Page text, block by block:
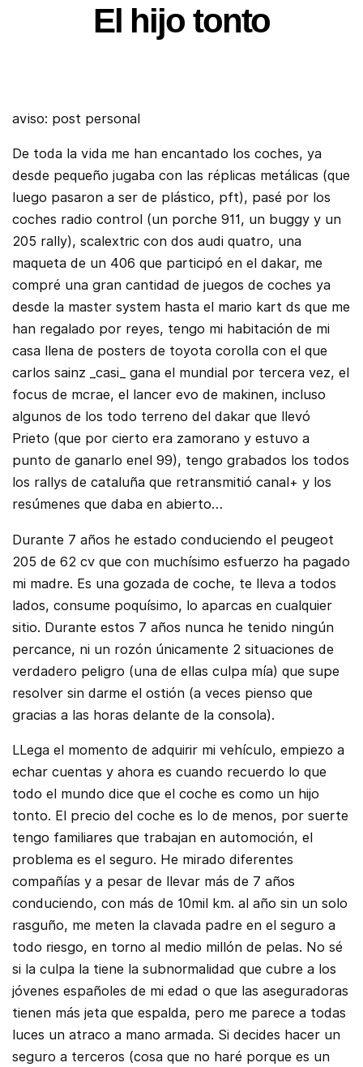
El hijo tonto
aviso: post personal
De toda la vida me han encantado los coches, ya
desde pequeño jugaba con las réplicas metálicas (que
luego pasaron a ser de plástico, pft), pasé por los
coches radio control (un porche 911, un buggy y un
205 rally), scalextric con dos audi quatro, una
maqueta de un 406 que participó en el dakar, me
compré una gran cantidad de juegos de coches ya
desde la master system hasta el mario kart ds que me
han regalado por reyes, tengo mi habitación de mi
casa llena de posters de toyota corolla con el que
carlos sainz _casi_ gana el mundial por tercera vez, el
focus de mcrae, el lancer evo de makinen, incluso
algunos de los todo terreno del dakar que llevó
Prieto (que por cierto era zamorano y estuvo a
punto de ganarlo enel 99), tengo grabados los todos
los rallys de cataluña que retransmitió canal+ y los
resúmenes que daba en abierto…
Durante 7 años he estado conduciendo el peugeot
205 de 62 cv que con muchísimo esfuerzo ha pagado
mi madre. Es una gozada de coche, te lleva a todos
lados, consume poquísimo, lo aparcas en cualquier
sitio. Durante estos 7 años nunca he tenido ningún
percance, ni un rozón únicamente 2 situaciones de
verdadero peligro (una de ellas culpa mía) que supe
resolver sin darme el ostión (a veces pienso que
gracias a las horas delante de la consola).
LLega el momento de adquirir mi vehículo, empiezo a
echar cuentas y ahora es cuando recuerdo lo que
todo el mundo dice que el coche es como un hijo
tonto. El precio del coche es lo de menos, por suerte
tengo familiares que trabajan en automoción, el
problema es el seguro. He mirado diferentes
compañías y a pesar de llevar más de 7 años
conduciendo, con más de 10mil km. al año sin un solo
rasguño, me meten la clavada padre en el seguro a
todo riesgo, en torno al medio millón de pelas. No sé
si la culpa la tiene la subnormalidad que cubre a los
jóvenes españoles de mi edad o que las aseguradoras
tienen más jeta que espalda, pero me parece a todas
luces un atraco a mano armada. Si decides hacer un
seguro a terceros (cosa que no haré porque es un